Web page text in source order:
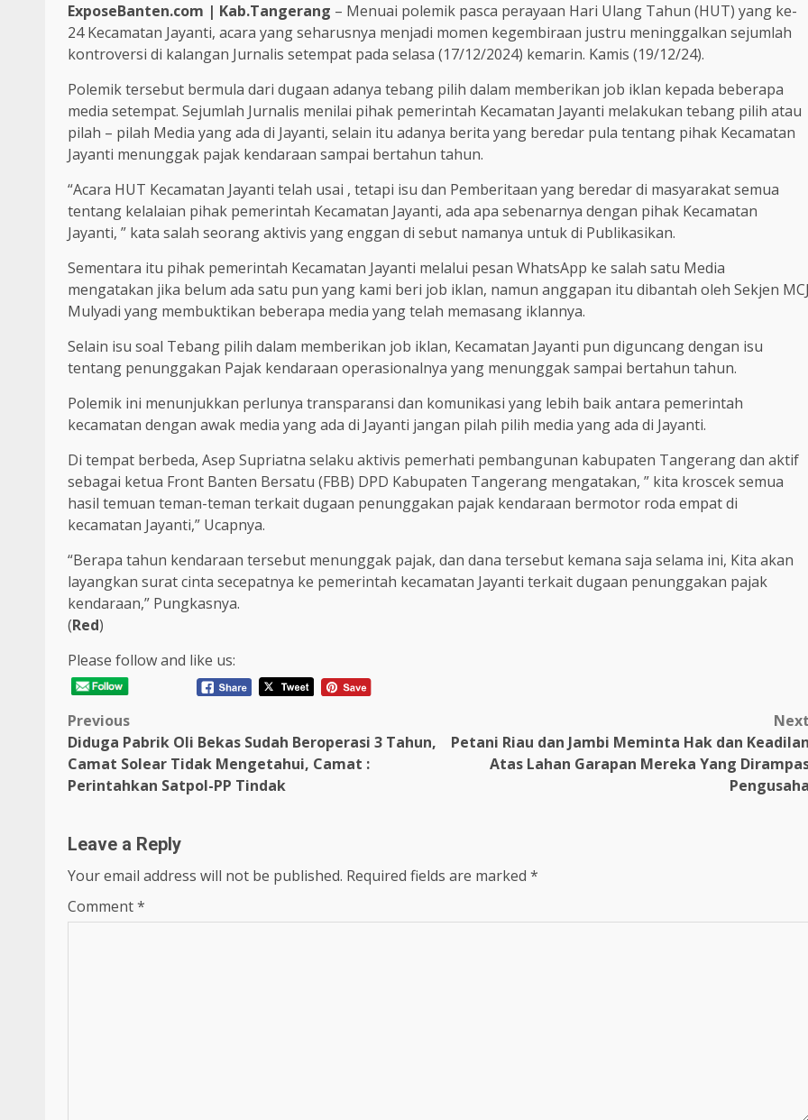
ExposeBanten.com | Kab.Tangerang – Menuai polemik pasca perayaan Hari Ulang Tahun (HUT) yang ke-
24 Kecamatan Jayanti, acara yang seharusnya menjadi momen kegembiraan justru meninggalkan sejumlah
kontroversi di kalangan Jurnalis setempat pada selasa (17/12/2024) kemarin. Kamis (19/12/24).
Polemik tersebut bermula dari dugaan adanya tebang pilih dalam memberikan job iklan kepada beberapa
media setempat. Sejumlah Jurnalis menilai pihak pemerintah Kecamatan Jayanti melakukan tebang pilih atau
pilah – pilah Media yang ada di Jayanti, selain itu adanya berita yang beredar pula tentang pihak Kecamatan
Jayanti menunggak pajak kendaraan sampai bertahun tahun.
“Acara HUT Kecamatan Jayanti telah usai , tetapi isu dan Pemberitaan yang beredar di masyarakat semua
tentang kelalaian pihak pemerintah Kecamatan Jayanti, ada apa sebenarnya dengan pihak Kecamatan
Jayanti, ” kata salah seorang aktivis yang enggan di sebut namanya untuk di Publikasikan.
Sementara itu pihak pemerintah Kecamatan Jayanti melalui pesan WhatsApp ke salah satu Media
mengatakan jika belum ada satu pun yang kami beri job iklan, namun anggapan itu dibantah oleh Sekjen
Mulyadi yang membuktikan beberapa media yang telah memasang iklannya.
Selain isu soal Tebang pilih dalam memberikan job iklan, Kecamatan Jayanti pun diguncang dengan isu
tentang penunggakan Pajak kendaraan operasionalnya yang menunggak sampai bertahun tahun.
Polemik ini menunjukkan perlunya transparansi dan komunikasi yang lebih baik antara pemerintah
kecamatan dengan awak media yang ada di Jayanti jangan pilah pilih media yang ada di Jayanti.
Di tempat berbeda, Asep Supriatna selaku aktivis pemerhati pembangunan kabupaten Tangerang dan aktif
sebagai ketua Front Banten Bersatu (FBB) DPD Kabupaten Tangerang mengatakan, ” kita kroscek semua
hasil temuan teman-teman terkait dugaan penunggakan pajak kendaraan bermotor roda empat di
kecamatan Jayanti,” Ucapnya.
“Berapa tahun kendaraan tersebut menunggak pajak, dan dana tersebut kemana saja selama ini, Kita akan
layangkan surat cinta secepatnya ke pemerintah kecamatan Jayanti terkait dugaan penunggakan pajak
kendaraan,” Pungkasnya.
(Red)
Please follow and like us:
Post
navigation
Previous
Diduga Pabrik Oli Bekas Sudah Beroperasi 3 Tahun,
Camat Solear Tidak Mengetahui, Camat :
Perintahkan Satpol-PP Tindak
Petani Riau dan Jambi Meminta Hak dan
Atas Lahan Garapan Mereka Yang
Leave a Reply
Your email address will not be published. Required fields are marked *
Comment*